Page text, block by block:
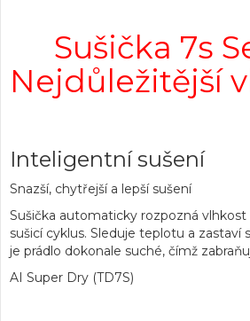
Sušička 7s
Nejdůležitější
Inteligentní sušení
Snazší, chytřejší a lepší sušení
Sušička automaticky rozpozná vlhkost
sušicí cyklus. Sleduje teplotu a zastaví
je prádlo dokonale suché, čímž
AI Super Dry (TD7S)